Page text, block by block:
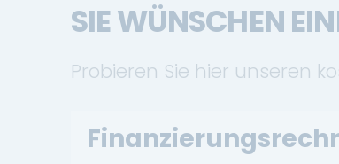
SIE WÜNSCHEN
Probieren Sie hier unseren